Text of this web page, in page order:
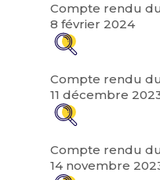
Compte rendu
8 février 2024
Compte rendu
11 décembre
Compte rendu
14 novembre